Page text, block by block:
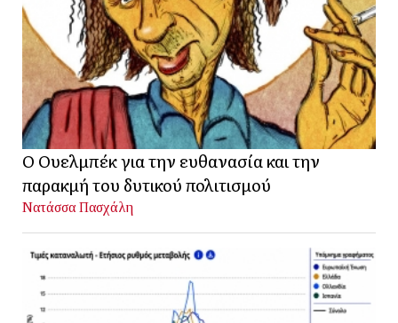
Ο Ουελμπέκ για την ευθανασία και την
παρακμή του δυτικού πολιτισμού
Νατάσσα Πασχάλη